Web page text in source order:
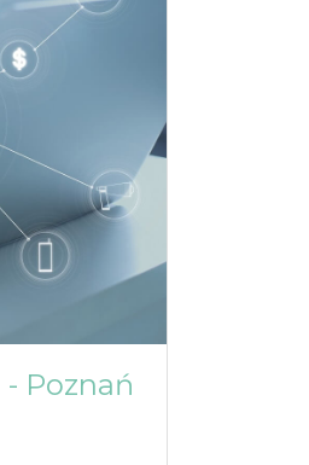
Poznań